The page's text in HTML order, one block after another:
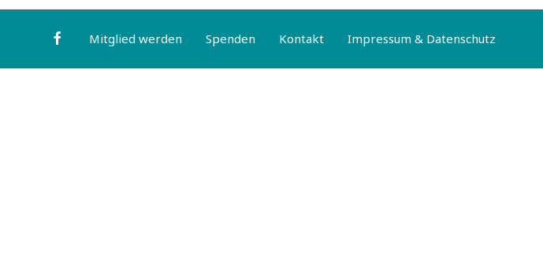
Mitglied werden Spenden Kontakt Impressum & Datenschutz